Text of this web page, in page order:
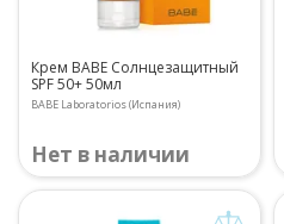
Крем BABE Солнцезащитный
SPF 50+ 50мл
BABE Laboratorios (Испания)
Нет в наличии